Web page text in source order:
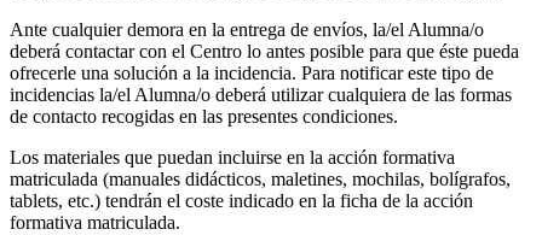
Ante cualquier demora en la entrega de envíos, la/el Alumna/o
deberá contactar con el Centro lo antes posible para que éste pueda
ofrecerle una solución a la incidencia. Para notificar este tipo de
incidencias la/el Alumna/o deberá utilizar cualquiera de las formas
de contacto recogidas en las presentes condiciones.
Los materiales que puedan incluirse en la acción formativa
matriculada (manuales didácticos, maletines, mochilas, bolígrafos,
tablets, etc.) tendrán el coste indicado en la ficha de la acción
formativa matriculada.